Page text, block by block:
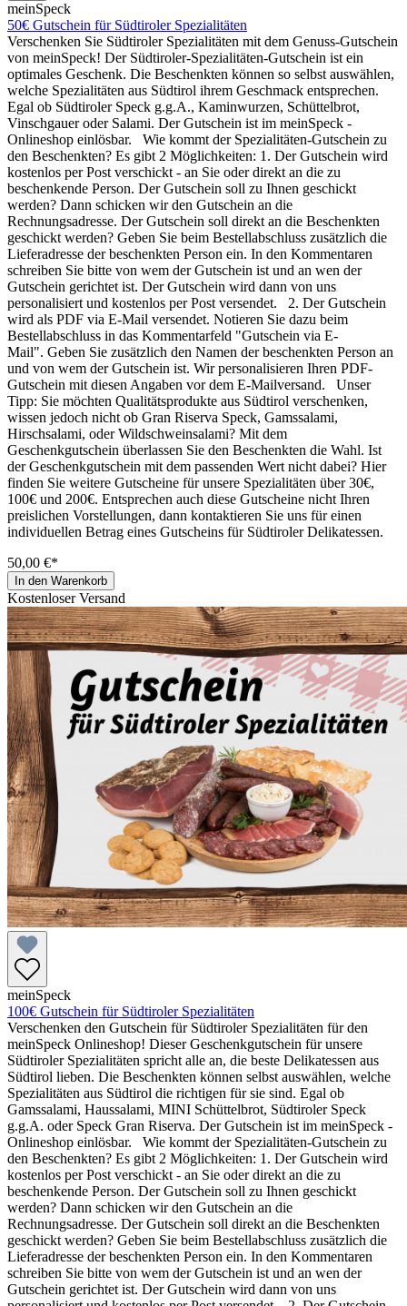
meinSpeck
50€ Gutschein für Südtiroler Spezialitäten
Verschenken Sie Südtiroler Spezialitäten mit dem Genuss-Gutschein
von meinSpeck! Der Südtiroler-Spezialitäten-Gutschein ist ein
optimales Geschenk. Die Beschenkten können so selbst auswählen,
welche Spezialitäten aus Südtirol ihrem Geschmack entsprechen.
Egal ob Südtiroler Speck g.g.A., Kaminwurzen, Schüttelbrot,
Vinschgauer oder Salami. Der Gutschein ist im meinSpeck -
Onlineshop einlösbar. Wie kommt der Spezialitäten-Gutschein zu
den Beschenkten? Es gibt 2 Möglichkeiten: 1. Der Gutschein wird
kostenlos per Post verschickt - an Sie oder direkt an die zu
beschenkende Person. Der Gutschein soll zu Ihnen geschickt
werden? Dann schicken wir den Gutschein an die
Rechnungsadresse. Der Gutschein soll direkt an die Beschenkten
geschickt werden? Geben Sie beim Bestellabschluss zusätzlich die
Lieferadresse der beschenkten Person ein. In den Kommentaren
schreiben Sie bitte von wem der Gutschein ist und an wen der
Gutschein gerichtet ist. Der Gutschein wird dann von uns
personalisiert und kostenlos per Post versendet. 2. Der Gutschein
wird als PDF via E-Mail versendet. Notieren Sie dazu beim
Bestellabschluss in das Kommentarfeld "Gutschein via E-
Mail". Geben Sie zusätzlich den Namen der beschenkten Person an
und von wem der Gutschein ist. Wir personalisieren Ihren PDF-
Gutschein mit diesen Angaben vor dem E-Mailversand. Unser
Tipp: Sie möchten Qualitätsprodukte aus Südtirol verschenken,
wissen jedoch nicht ob Gran Riserva Speck, Gamssalami,
Hirschsalami, oder Wildschweinsalami? Mit dem
Geschenkgutschein überlassen Sie den Beschenkten die Wahl. Ist
der Geschenkgutschein mit dem passenden Wert nicht dabei? Hier
finden Sie weitere Gutscheine für unsere Spezialitäten über 30€,
100€ und 200€. Entsprechen auch diese Gutscheine nicht Ihren
preislichen Vorstellungen, dann kontaktieren Sie uns für einen
individuellen Betrag eines Gutscheins für Südtiroler Delikatessen.
50,00 €*
In den Warenkorb
Kostenloser Versand
meinSpeck
100€ Gutschein für Südtiroler Spezialitäten
Verschenken den Gutschein für Südtiroler Spezialitäten für den
meinSpeck Onlineshop! Dieser Geschenkgutschein für unsere
Südtiroler Spezialitäten spricht alle an, die beste Delikatessen aus
Südtirol lieben. Die Beschenkten können selbst auswählen, welche
Spezialitäten aus Südtirol die richtigen für sie sind. Egal ob
Gamssalami, Haussalami, MINI Schüttelbrot, Südtiroler Speck
g.g.A. oder Speck Gran Riserva. Der Gutschein ist im meinSpeck -
Onlineshop einlösbar. Wie kommt der Spezialitäten-Gutschein zu
den Beschenkten? Es gibt 2 Möglichkeiten: 1. Der Gutschein wird
kostenlos per Post verschickt - an Sie oder direkt an die zu
beschenkende Person. Der Gutschein soll zu Ihnen geschickt
werden? Dann schicken wir den Gutschein an die
Rechnungsadresse. Der Gutschein soll direkt an die Beschenkten
geschickt werden? Geben Sie beim Bestellabschluss zusätzlich die
Lieferadresse der beschenkten Person ein. In den Kommentaren
schreiben Sie bitte von wem der Gutschein ist und an wen der
Gutschein gerichtet ist. Der Gutschein wird dann von uns